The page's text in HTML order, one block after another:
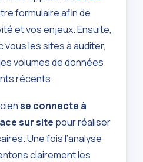
formulaire afin de
et vos enjeux. Ensuite,
les sites à auditer,
volumes de données
récents.
se connecte à
sur site pour réaliser
Une fois l’analyse
clairement les